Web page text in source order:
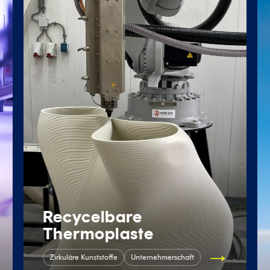
Recycelbare
Thermoplaste
Zirkuläre Kunststoffe Unternehmerschaft